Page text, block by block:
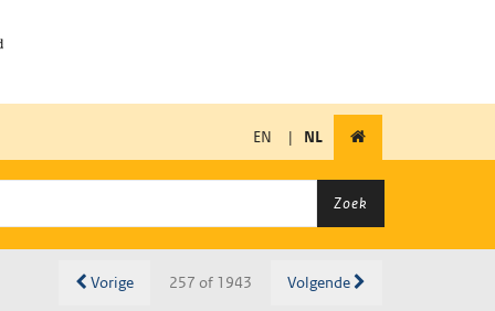
EN | NL
Zoek
Vorige 257 of 1943 Volgende